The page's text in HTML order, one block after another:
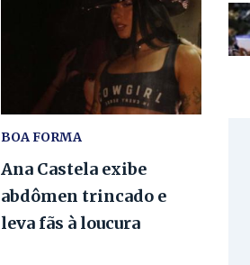
BOA FORMA
Ana Castela exibe
abdômen trincado e
leva fãs à loucura